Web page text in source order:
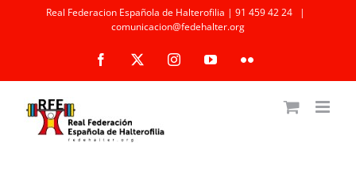
Real Federacion Española de Halterofilia | 91 459 42 24
|
comunicacion@fedehalter.org
Facebook InstagramYouTubeFlickr